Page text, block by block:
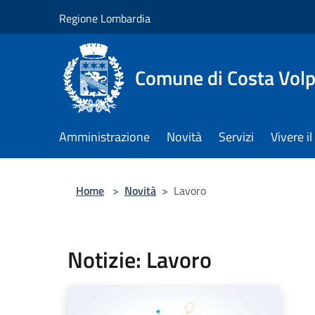
Regione Lombardia
Comune di Costa
Amministrazione Novità Servizi Vivere
Home > Novità > Lavoro
Notizie: Lavoro